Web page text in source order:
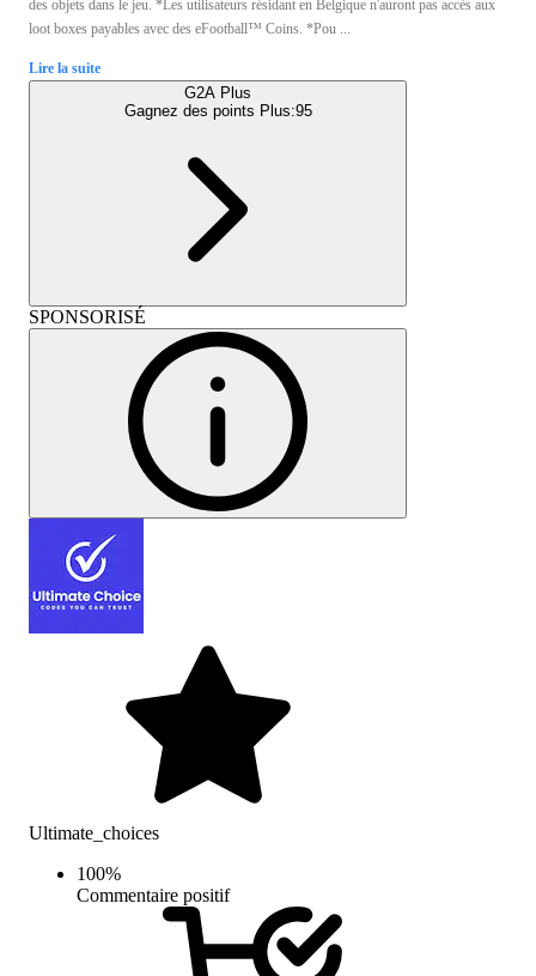
des objets dans le jeu. *Les utilisateurs résidant en Belgique n'auront pas accès aux
loot boxes payables avec des eFootball™ Coins. *Pou ...
Lire la suite
G2A Plus
Gagnez des points Plus:95
SPONSORISÉ
Ultimate_choices
100%
Commentaire positif